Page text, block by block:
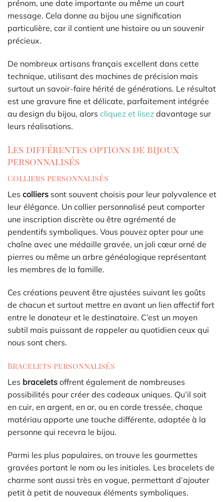
prénom, une date importante ou même un court
message. Cela donne au bijou une signification
particulière, car il contient une histoire ou un souvenir
précieux.
De nombreux artisans français excellent dans cette
technique, utilisant des machines de précision mais
surtout un savoir-faire hérité de générations. Le résultat
est une gravure fine et délicate, parfaitement intégrée
au design du bijou, alors cliquez et lisez davantage sur
leurs réalisations.
Les différentes options de bijoux
personnalisés
Colliers personnalisés
Les colliers sont souvent choisis pour leur polyvalence et
leur élégance. Un collier personnalisé peut comporter
une inscription discrète ou être agrémenté de
pendentifs symboliques. Vous pouvez opter pour une
chaîne avec une médaille gravée, un joli cœur orné de
pierres ou même un arbre généalogique représentant
les membres de la famille.
Ces créations peuvent être ajustées suivant les goûts
de chacun et surtout mettre en avant un lien affectif fort
entre le donateur et le destinataire. C’est un moyen
subtil mais puissant de rappeler au quotidien ceux qui
nous sont chers.
Bracelets personnalisés
Les bracelets offrent également de nombreuses
possibilités pour créer des cadeaux uniques. Qu’il soit
en cuir, en argent, en or, ou en corde tressée, chaque
matériau apporte une touche différente, adaptée à la
personne qui recevra le bijou.
Parmi les plus populaires, on trouve les gourmettes
gravées portant le nom ou les initiales. Les bracelets de
charme sont aussi très en vogue, permettant d’ajouter
petit à petit de nouveaux éléments symboliques.